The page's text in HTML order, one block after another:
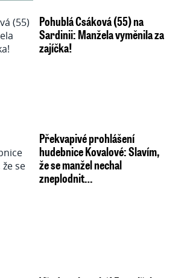
Pohublá Csáková (55) na
Sardinii: Manžela vyměnila za
zajíčka!
Překvapivé prohlášení
hudebnice Kovalové: Slavím,
že se manžel nechal
zneplodnit…